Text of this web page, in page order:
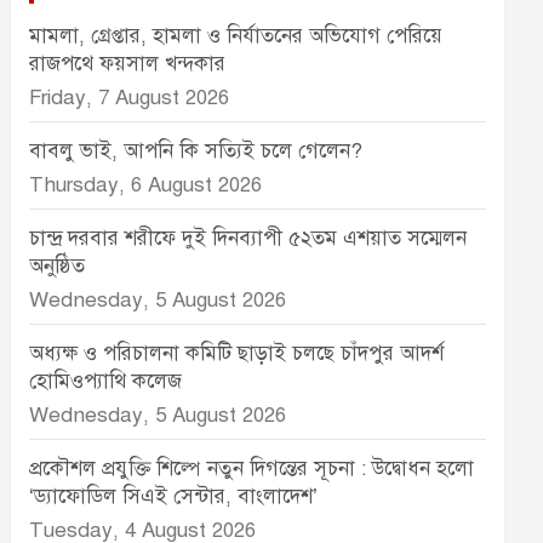
মামলা, গ্রেপ্তার, হামলা ও নির্যাতনের অভিযোগ পেরিয়ে
রাজপথে ফয়সাল খন্দকার
Friday, 7 August 2026
বাবলু ভাই, আপনি কি সত্যিই চলে গেলেন?
Thursday, 6 August 2026
চান্দ্র দরবার শরীফে দুই দিনব্যাপী ৫২তম এশয়াত সম্মেলন
অনুষ্ঠিত
Wednesday, 5 August 2026
অধ্যক্ষ ও পরিচালনা কমিটি ছাড়াই চলছে চাঁদপুর আদর্শ
হোমিওপ্যাথি কলেজ
Wednesday, 5 August 2026
প্রকৌশল প্রযুক্তি শিল্পে নতুন দিগন্তের সূচনা : উদ্বোধন হলো
‘ড্যাফোডিল সিএই সেন্টার, বাংলাদেশ’
Tuesday, 4 August 2026